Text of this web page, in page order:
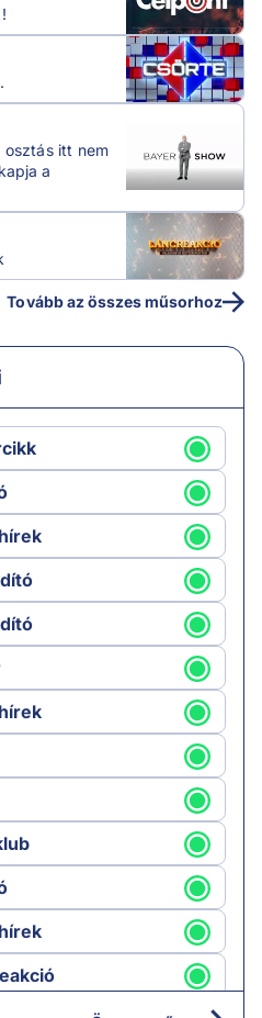
osztás itt nem
a
Tovább az összes műsorhoz